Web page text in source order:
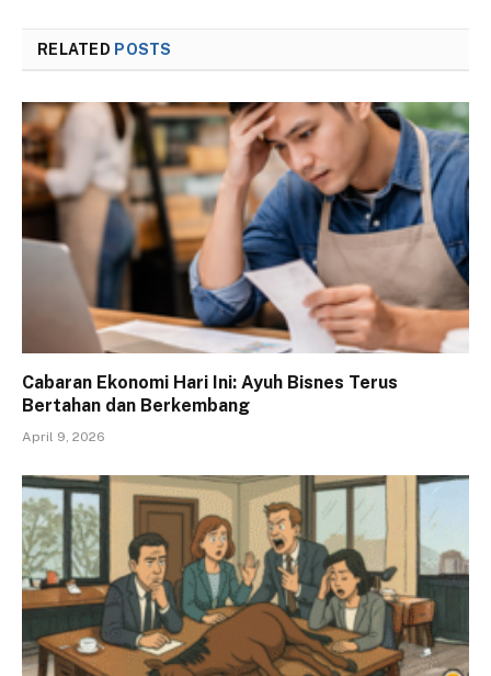
RELATED POSTS
Cabaran Ekonomi Hari Ini: Ayuh Bisnes Terus
Bertahan dan Berkembang
April 9, 2026